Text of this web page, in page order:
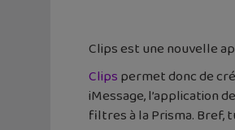
Clips est une nouvelle
Clipspermet donc de
iMessage, l’application
filtres à la Prisma. Bref,